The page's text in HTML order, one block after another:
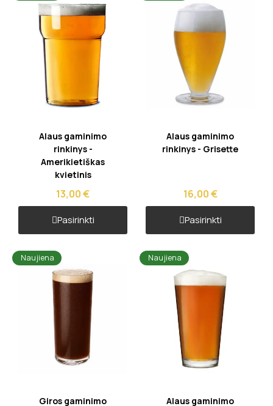
Greita peržiūra
Alaus gaminimo
rinkinys -
Amerikietiškas
kvietinis
13,00 €
Pasirinkti
Greita peržiūra
Alaus gaminimo
rinkinys - Grisette
16,00 €
Pasirinkti
Greita peržiūra
Giros gaminimo
Naujiena
Greita peržiūra
Alaus gaminimo
Naujiena